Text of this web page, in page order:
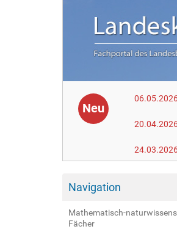
Neu
Navigation
Mathematisch-
Fächer